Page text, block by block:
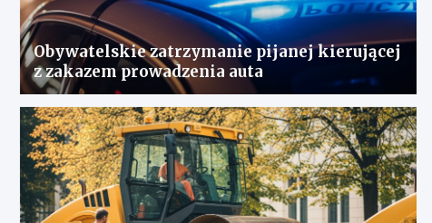
Obywatelskie zatrzymanie pijanej kierującej
z zakazem prowadzenia auta